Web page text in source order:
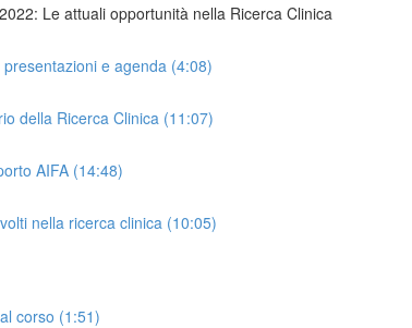
Le attuali opportunità nella Ricerca Clinica
e agenda (4:08)
della Ricerca Clinica (11:07)
AIFA (14:48)
nella ricerca clinica (10:05)
corso (1:51)